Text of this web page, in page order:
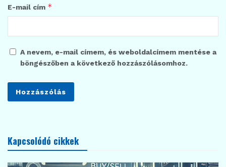
E-mail cím *
A nevem, e-mail címem, és weboldalcímem mentése a
böngészőben a következő hozzászólásomhoz.
Kapcsolódó cikkek